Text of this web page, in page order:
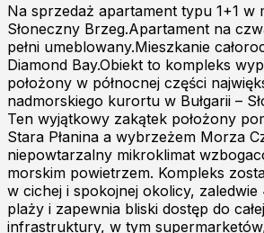
Na sprzedaż apartament typu 1+1 w
Słoneczny Brzeg.Apartament na
pełni umeblowany.Mieszkanie
Diamond Bay.Obiekt to kompleks
położony w północnej części
nadmorskiego kurortu w Bułgarii –
Ten wyjątkowy zakątek położony
Stara Płanina a wybrzeżem Morza
niepowtarzalny mikroklimat
morskim powietrzem. Kompleks
w cichej i spokojnej okolicy,
plaży i zapewnia bliski dostęp do
infrastruktury, w tym